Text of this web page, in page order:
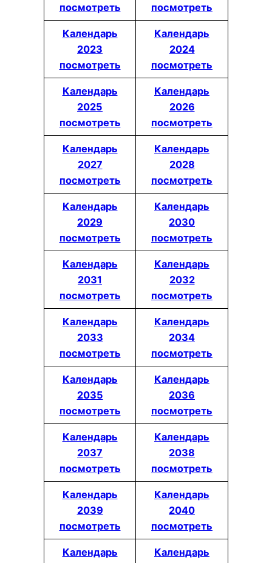
посмотреть
посмотреть
Календарь
2023
посмотреть
Календарь
2024
посмотреть
Календарь
2025
посмотреть
Календарь
2026
посмотреть
Календарь
2027
посмотреть
Календарь
2028
посмотреть
Календарь
2029
посмотреть
Календарь
2030
посмотреть
Календарь
2031
посмотреть
Календарь
2032
посмотреть
Календарь
2033
посмотреть
Календарь
2034
посмотреть
Календарь
2035
посмотреть
Календарь
2036
посмотреть
Календарь
2037
посмотреть
Календарь
2038
посмотреть
Календарь
2039
посмотреть
Календарь
2040
посмотреть
Календарь
Календарь